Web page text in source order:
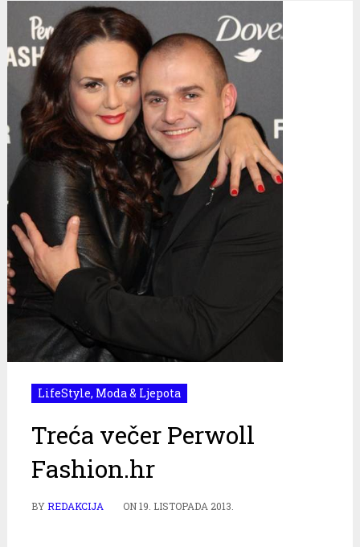
LifeStyle, Moda & Ljepota
Treća večer Perwoll
Fashion.hr
BYREDAKCIJA ON19. LISTOPADA 2013.